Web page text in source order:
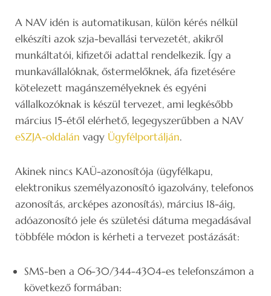
A NAV idén is automatikusan, külön kérés nélkül
elkészíti azok szja-bevallási tervezetét, akikről
munkáltatói, kifizetői adattal rendelkezik. Így a
munkavállalóknak, őstermelőknek, áfa fizetésére
kötelezett magánszemélyeknek és egyéni
vállalkozóknak is készül tervezet, ami legkésőbb
március 15-étől elérhető, legegyszerűbben a NAV
eSZJA-oldalán vagy Ügyfélportálján.
Akinek nincs KAÜ-azonosítója (ügyfélkapu,
elektronikus személyazonosító igazolvány, telefonos
azonosítás, arcképes azonosítás), március 18-áig,
adóazonosító jele és születési dátuma megadásával
többféle módon is kérheti a tervezet postázását:
SMS-ben a 06-30/344-4304-es telefonszámon a
következő formában: